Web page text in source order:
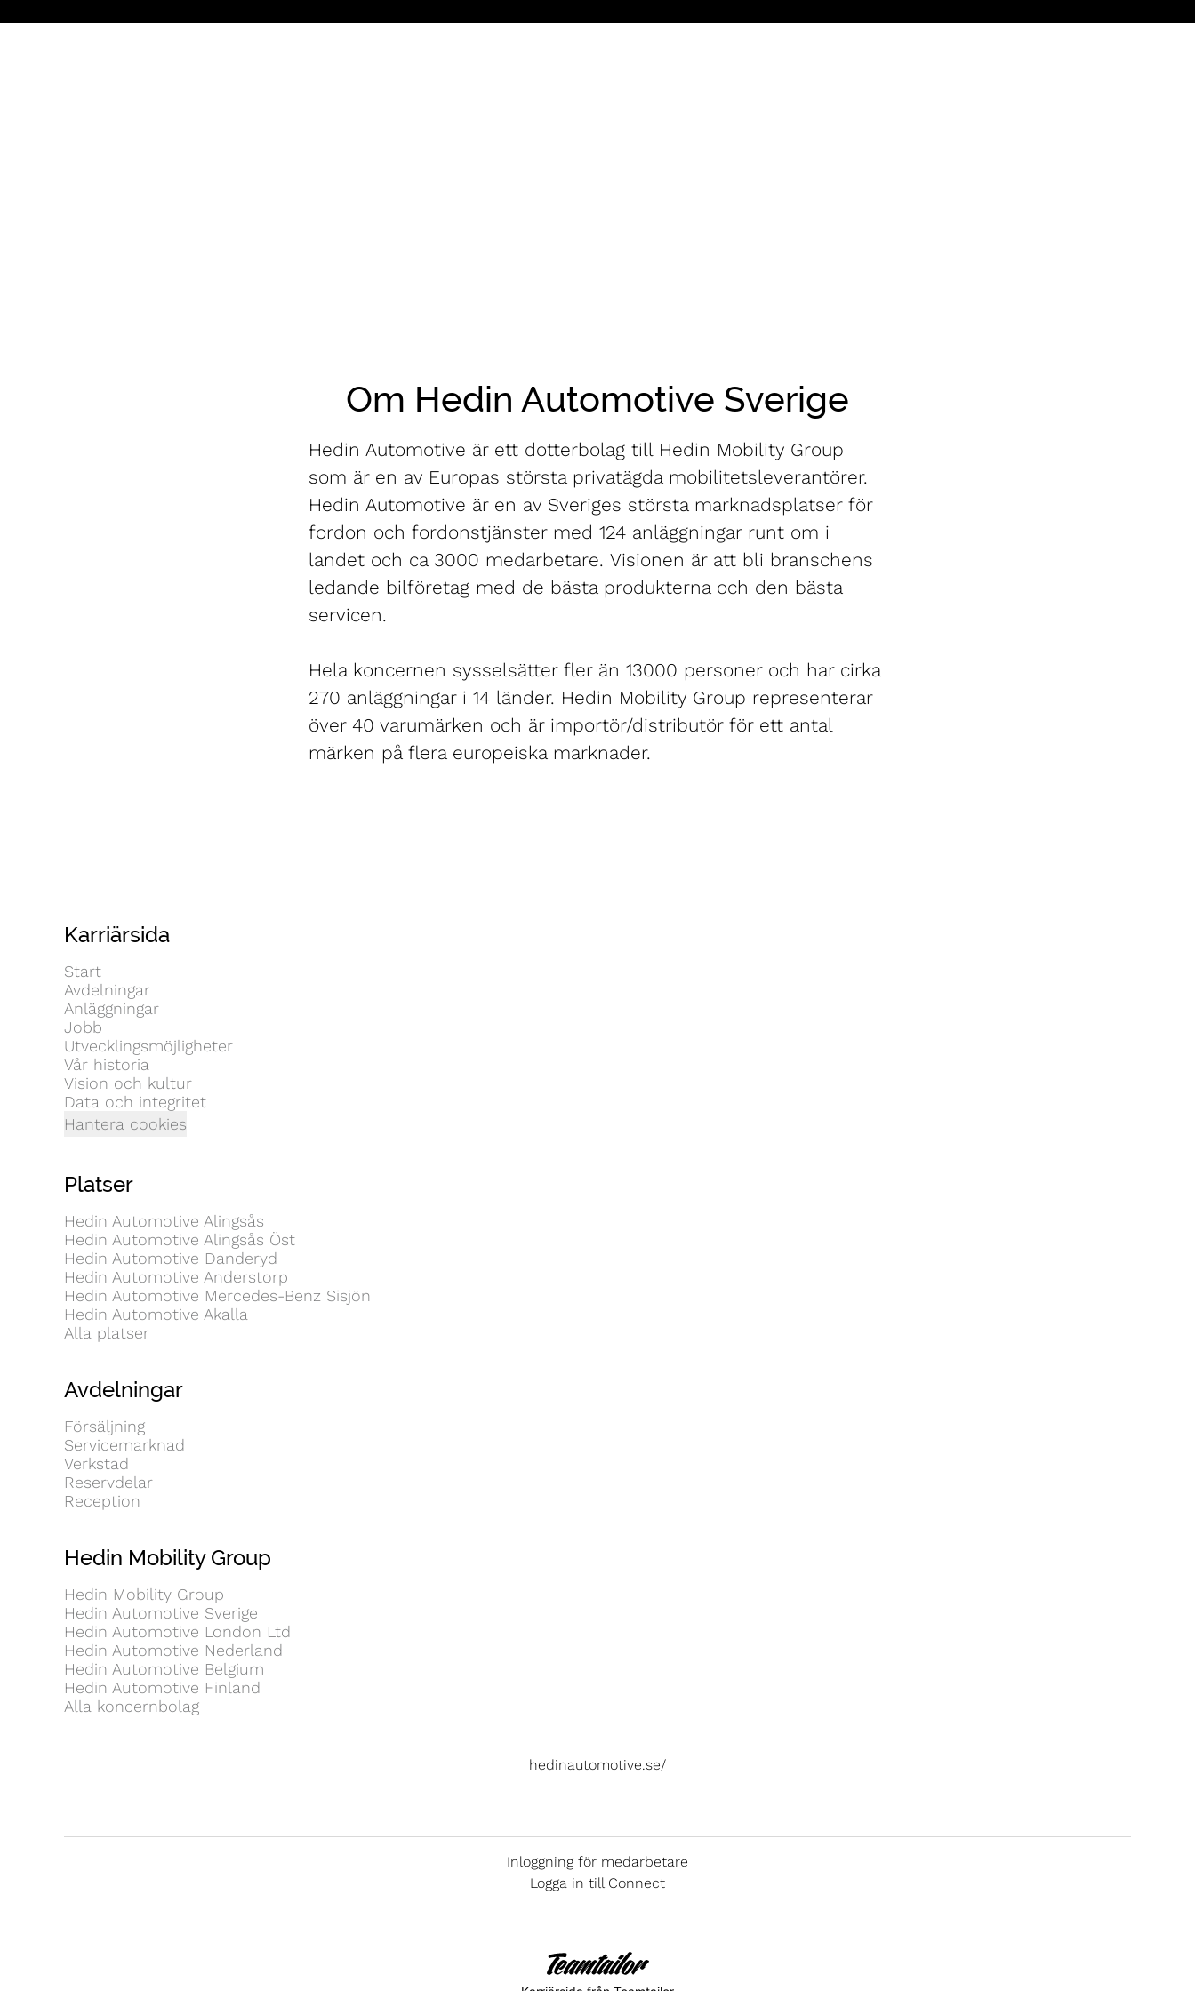
Om Hedin Automotive Sverige
Hedin Automotive är ett dotterbolag till Hedin Mobility Group
som är en av Europas största privatägda mobilitetsleverantörer.
Hedin Automotive är en av Sveriges största marknadsplatser för
fordon och fordonstjänster med 124 anläggningar runt om i
landet och ca 3000 medarbetare. Visionen är att bli branschens
ledande bilföretag med de bästa produkterna och den bästa
servicen.
Hela koncernen sysselsätter fler än 13000 personer och har cirka
270 anläggningar i 14 länder. Hedin Mobility Group representerar
över 40 varumärken och är importör/distributör för ett antal
märken på flera europeiska marknader.
Karriärsida
Start
Avdelningar
Anläggningar
Jobb
Utvecklingsmöjligheter
Vår historia
Vision och kultur
Data och integritet
Hantera cookies
Platser
Hedin Automotive Alingsås
Hedin Automotive Alingsås Öst
Hedin Automotive Danderyd
Hedin Automotive Anderstorp
Hedin Automotive Mercedes-Benz Sisjön
Hedin Automotive Akalla
Alla platser
Avdelningar
Försäljning
Servicemarknad
Verkstad
Reservdelar
Reception
Hedin Mobility Group
Hedin Mobility Group
Hedin Automotive Sverige
Hedin Automotive London Ltd
Hedin Automotive Nederland
Hedin Automotive Belgium
Hedin Automotive Finland
Alla koncernbolag
hedinautomotive.se/
Inloggning för medarbetare
Logga in till Connect